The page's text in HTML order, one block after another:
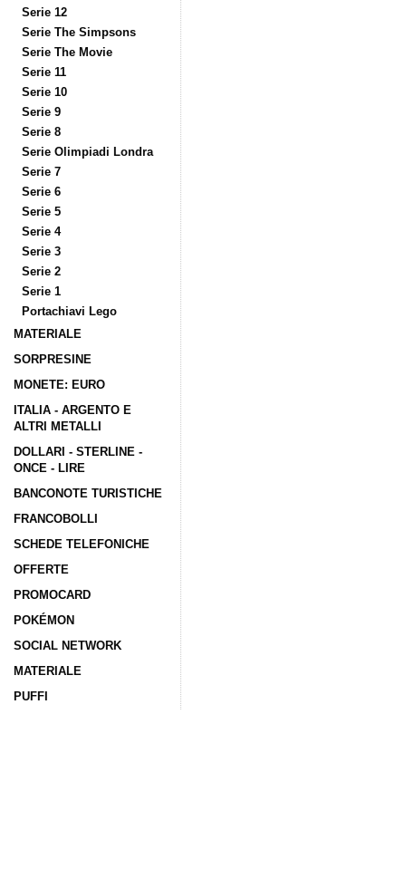
Serie 12
Serie The Simpsons
Serie The Movie
Serie 11
Serie 10
Serie 9
Serie 8
Serie Olimpiadi Londra
Serie 7
Serie 6
Serie 5
Serie 4
Serie 3
Serie 2
Serie 1
Portachiavi Lego
MATERIALE
SORPRESINE
MONETE: EURO
ITALIA - ARGENTO E
ALTRI METALLI
DOLLARI - STERLINE -
ONCE - LIRE
BANCONOTE TURISTICHE
FRANCOBOLLI
SCHEDE TELEFONICHE
OFFERTE
PROMOCARD
POKÉMON
SOCIAL NETWORK
MATERIALE
PUFFI